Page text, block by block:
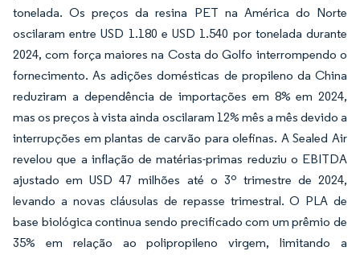
tonelada. Os preços da resina PET na América do Norte
oscilaram entre USD 1.180 e USD 1.540 por tonelada durante
2024, com força maiores na Costa do Golfo interrompendo o
fornecimento. As adições domésticas de propileno da China
reduziram a dependência de importações em 8% em 2024,
mas os preços à vista ainda oscilaram 12% mês a mês devido a
interrupções em plantas de carvão para olefinas. A Sealed Air
revelou que a inflação de matérias-primas reduziu o EBITDA
ajustado em USD 47 milhões até o 3º trimestre de 2024,
levando a novas cláusulas de repasse trimestral. O PLA de
base biológica continua sendo precificado com um prêmio de
35% em relação ao polipropileno virgem, limitando a